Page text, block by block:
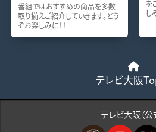
番組ではおすすめの商品を多数
取り揃えご紹介していきます。どう
ぞお楽しみに！！
を
し
テレビ大阪
テレビ大阪（公